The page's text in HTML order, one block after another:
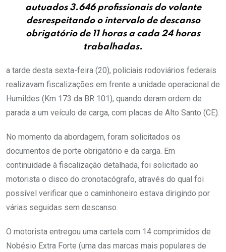
autuados 3.646 profissionais do volante
desrespeitando o intervalo de descanso
obrigatório de 11 horas a cada 24 horas
trabalhadas.
a tarde desta sexta-feira (20), policiais rodoviários federais
realizavam fiscalizações em frente a unidade operacional de
Humildes (Km 173 da BR 101), quando deram ordem de
parada a um veículo de carga, com placas de Alto Santo (CE).
No momento da abordagem, foram solicitados os
documentos de porte obrigatório e da carga. Em
continuidade à fiscalização detalhada, foi solicitado ao
motorista o disco do cronotacógrafo, através do qual foi
possível verificar que o caminhoneiro estava dirigindo por
várias seguidas sem descanso.
O motorista entregou uma cartela com 14 comprimidos de
Nobésio Extra Forte (uma das marcas mais populares de